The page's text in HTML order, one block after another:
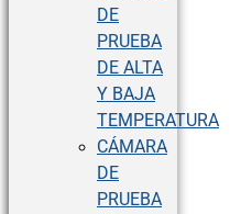
DE
PRUEBA
DE ALTA
Y BAJA
TEMPERATURA
CÁMARA
DE
PRUEBA